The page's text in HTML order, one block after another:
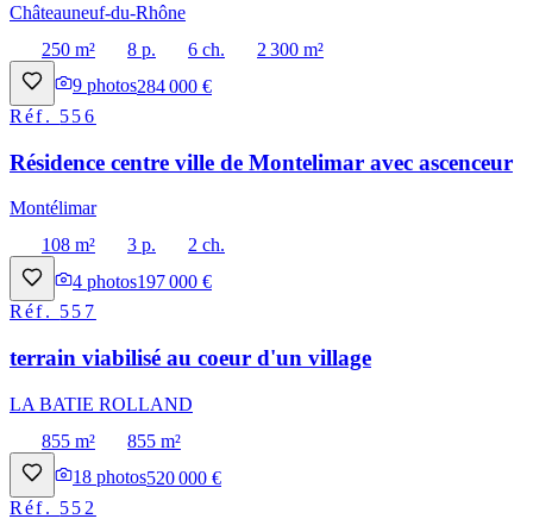
Châteauneuf-du-Rhône
250 m²
8 p. 6 ch.
2 300 m²
9 photos284 000 €
Réf. 556
Résidence centre ville de Montelimar avec ascenceur
Montélimar
108 m²
3 p.
2 ch.
4 photos197 000 €
Réf. 557
terrain viabilisé au coeur d'un village
LA BATIE ROLLAND
855 m²
855 m²
18 photos520 000 €
Réf. 552